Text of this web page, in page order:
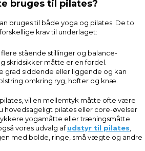
bruges til pilates?
bruges til både yoga og pilates. De to
krav til underlaget:
stående stillinger og balance-
skridsikker måtte er en fordel.
grad siddende eller liggende og kan
omkring ryg, hofter og knæ.
vil en mellemtyk måtte ofte være
hovedsageligt pilates eller core-øvelser
yogamåtte eller træningsmåtte
vores udvalg afudstyr til pilates
med bolde, ringe, små vægte og andre